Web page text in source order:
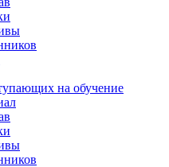
на обучение